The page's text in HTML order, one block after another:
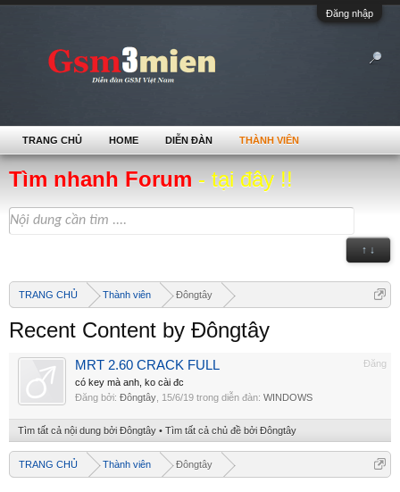
Đăng nhập
Tìm nhanh Forum - tại đây !!
↑ ↓
TRANG CHỦ Thành viên Đôngtây
Recent Content by Đôngtây
Đăng
MRT 2.60 CRACK FULL
có key mà anh, ko cài đc
Đăng bởi: Đôngtây 15/6/19 trong diễn đàn: WINDOWS
Tìm tất cả nội dung bởi Đôngtây Tìm tất cả chủ đề bởi Đôngtây
TRANG CHỦ Thành viên Đôngtây
TRANG CHỦ HOME DIỄN ĐÀN THÀNH VIÊN